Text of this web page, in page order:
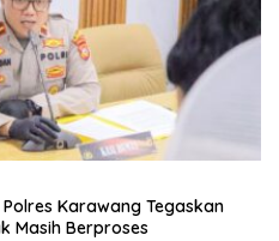
Karawang Tegaskan
Masih Berproses